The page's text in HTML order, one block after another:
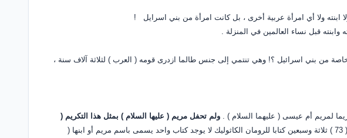
ولا أي امرأة عربية أخرى ، بل كانت امرأة من بني اسرايل
!
قبل نساء العالمين في المنزلة .
من بني اسرائيل ؟! وهي تنتمي إلى جنس طالما ازدرى قومه ( العرب ) لثلاثة آلاف سنة ،
لمريم أم عيسى ( عليهما السلام ) . ولم تحفل مريم ( عليها السلام ) بمثل هذا التكريم (
. ومن بين ( 66 ) ستة وستين كتابا للبروتستانت و ( 73 ) ثلاثة وسبعين كتابا للرومان الكاثوليك لا يوجد كتاب واحد يسمى باسم مريم أو ابنها (